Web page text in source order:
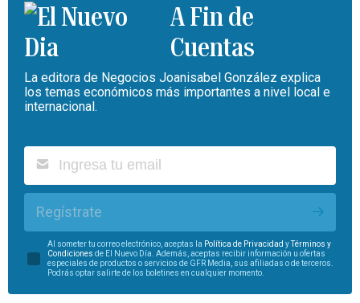
A Fin de
Cuentas
La editora de Negocios Joanisabel González explica
los temas económicos más importantes a nivel local e
internacional.
Regístrate
Al someter tu correo electrónico, aceptas la Política de Privacidad yTérminos y
Condiciones de El Nuevo Día. Además, aceptas recibir información u ofertas
especiales de productos o servicios de GFR Media, sus afiliadas o de terceros.
Podrás optar salirte de los boletines en cualquier momento.